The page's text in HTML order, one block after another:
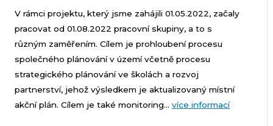
V rámci projektu, který jsme zahájili 01.05.2022, začaly
pracovat od 01.08.2022 pracovní skupiny, a to s
různým zaměřením. Cílem je prohloubení procesu
společného plánování v území včetně procesu
strategického plánování ve školách a rozvoj
partnerství, jehož výsledkem je aktualizovaný místní
akční plán. Cílem je také monitoring... více informací